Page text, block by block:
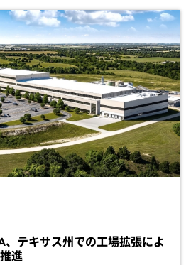
テキサス州での工場拡張によ
進